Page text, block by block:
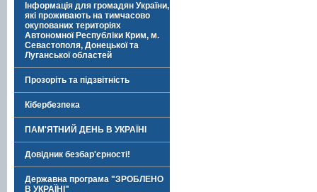
Інформація для громадян України,
які проживають на тимчасово
окупованих територіях
Автономної Республіки Крим, м.
Севастополя, Донецької та
Луганської областей
Прозоріть та підзвітність
Кібербезпека
ПАМ'ЯТНИЙ ДЕНЬ В УКРАЇНІ
Довідник безбар'єрності!
Державна програма "ЗРОБЛЕНО
В УКРАЇНІ"